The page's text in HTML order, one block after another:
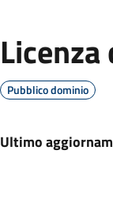
Pubblico dominio
Ultimo